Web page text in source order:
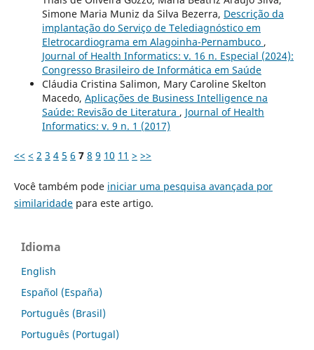
Simone Maria Muniz da Silva Bezerra, Descrição da
implantação do Serviço de Telediagnóstico em
Eletrocardiograma em Alagoinha-Pernambuco ,
Journal of Health Informatics: v. 16 n. Especial (2024):
Congresso Brasileiro de Informática em Saúde
Cláudia Cristina Salimon, Mary Caroline Skelton
Macedo, Aplicações de Business Intelligence na
Saúde: Revisão de Literatura , Journal of Health
Informatics: v. 9 n. 1 (2017)
<< < 2 3 4 5 6 7 8 9 10 11 > >>
Você também pode iniciar uma pesquisa avançada por
similaridadepara este artigo.
Idioma
English
Español (España)
Português (Brasil)
Português (Portugal)